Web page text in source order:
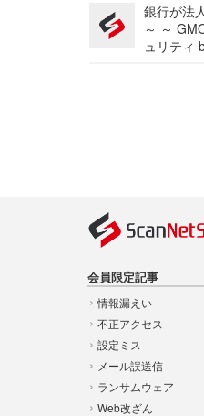
銀行が法
～ ～
ュリティ
会員限定記事
情報漏えい
不正アクセス
設定ミス
メール誤送信
ランサムウェア
Web改ざん